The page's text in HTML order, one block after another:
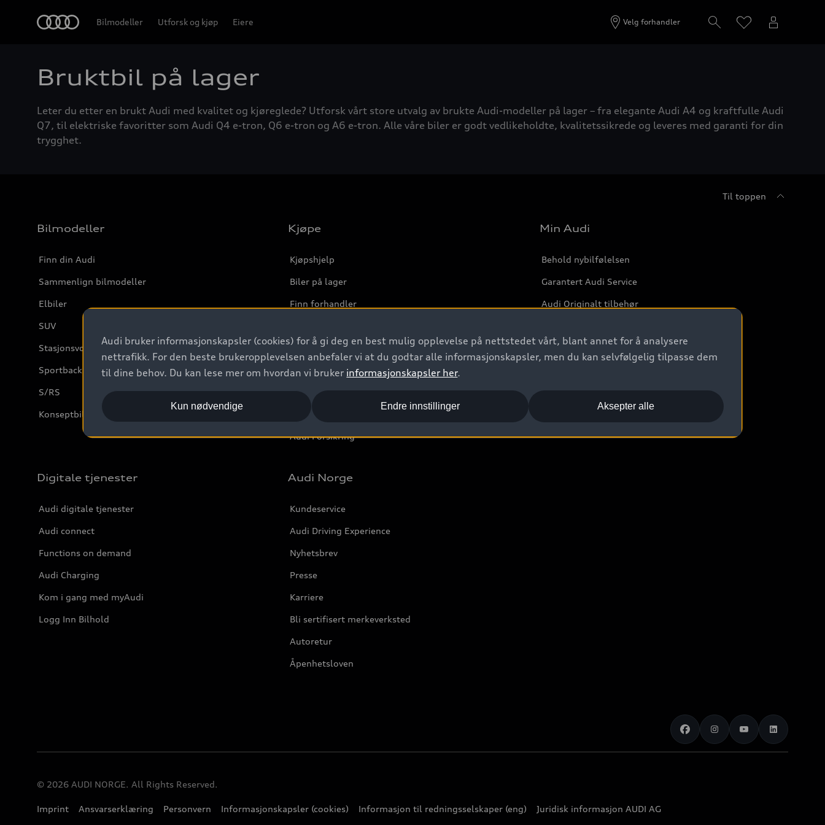
Bilmodeller Utforsk og kjøp Eiere Velg forhandler
Bruktbil på lager
Leter du etter en brukt Audi med kvalitet og kjøreglede? Utforsk vårt store utvalg av brukte Audi-modeller på lager – fra elegante Audi A4 og kraftfulle Audi
Q7, til elektriske favoritter som Audi Q4 e-tron, Q6 e-tron og A6 e-tron. Alle våre biler er godt vedlikeholdte, kvalitetssikrede og leveres med garanti for din
trygghet.
Til toppen
Bilmodeller
Finn din Audi
Sammenlign bilmodeller
Elbiler
SUV
Stasjonsvogn
Sportback
S/RS
Konseptbiler og prototyper
Kjøpe
Kjøpshjelp
Biler på lager
Finn forhandler
Kontakt forhandler
Prislister
Leasing
Bilgarantier
Audi Forsikring
Min Audi
Behold nybilfølelsen
Garantert Audi Service
Audi Originalt tilbehør
Digitale tjenester
Audi digitale tjenester
Audi connect
Functions on demand
Audi Charging
Kom i gang med myAudi
Logg Inn Bilhold
Audi Norge
Kundeservice
Audi Driving Experience
Nyhetsbrev
Presse
Karriere
Bli sertifisert merkeverksted
Autoretur
Åpenhetsloven
© 2026 AUDI NORGE. All Rights Reserved.
Imprint Ansvarserklæring Personvern Informasjonskapsler (cookies) Informasjon til redningsselskaper (eng) Juridisk informasjon AUDI AG
Audi bruker informasjonskapsler (cookies) for å gi deg en best mulig opplevelse på nettstedet vårt, blant annet for å analysere
nettrafikk. For den beste brukeropplevelsen anbefaler vi at du godtar alle informasjonskapsler, men du kan selvfølgelig tilpasse dem
til dine behov. Du kan lese mer om hvordan vi bruker informasjonskapsler her.
Aksepter alle
Kun nødvendige Endre innstillinger